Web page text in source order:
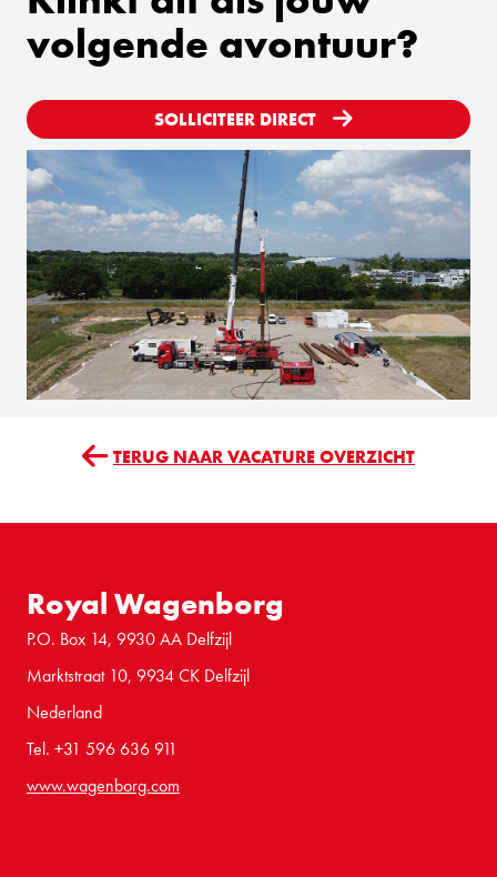
volgende avontuur?
SOLLICITEER DIRECT
TERUG NAAR VACATURE OVERZICHT
Royal Wagenborg
P.O. Box 14, 9930 AA Delfzijl
Marktstraat 10, 9934 CK Delfzijl
Nederland
Tel. +31 596 636 911
www.wagenborg.com